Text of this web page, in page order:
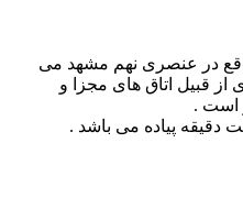
در عنصری نهم مشهد می
از قبیل اتاق های مجزا و
است .
دقیقه پیاده می باشد .